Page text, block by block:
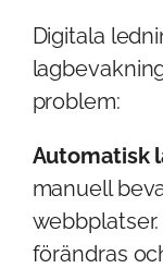
Digitala
problem:
Automatisk
manuell
förändras